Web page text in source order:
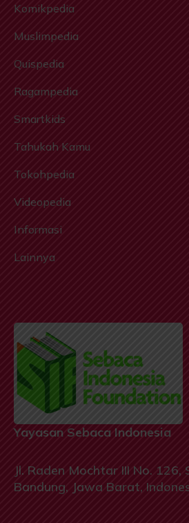
Komikpedia
Muslimpedia
Quispedia
Ragampedia
Smartkids
Tahukah Kamu
Tokohpedia
Videopedia
Informasi
Lainnya
Yayasan Sebaca Indonesia
Jl. Raden Mochtar III No. 126,
Bandung, Jawa Barat,